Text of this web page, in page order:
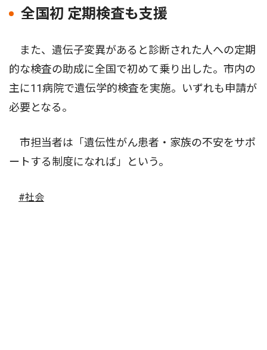
全国初 定期検査も支援
また、遺伝子変異があると診断された人への定期
的な検査の助成に全国で初めて乗り出した。市内の
主に11病院で遺伝学的検査を実施。いずれも申請が
必要となる。
市担当者は「遺伝性がん患者・家族の不安をサポ
ートする制度になれば」という。
#社会